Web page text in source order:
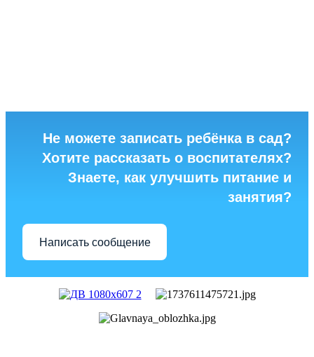
Не можете записать ребёнка в сад?
Хотите рассказать о воспитателях?
Знаете, как улучшить питание и
занятия?
Написать сообщение